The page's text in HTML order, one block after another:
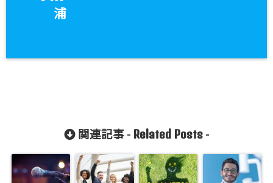
浦
関連記事 - Related Posts-